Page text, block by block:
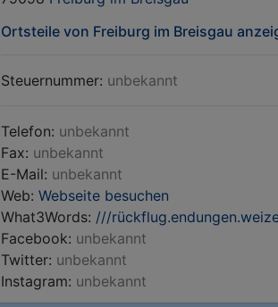
Ortsteile von Freiburg im Breisgau
Steuernummer: unbekannt
Telefon: unbekannt
Fax: unbekannt
E-Mail: unbekannt
Web: Webseite besuchen
What3Words: ///
Facebook: unbekannt
Twitter: unbekannt
Instagram: unbekannt